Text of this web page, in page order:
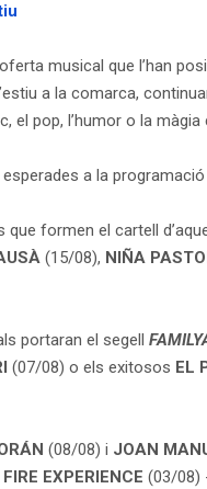
oferta musical que l’han
a la comarca,
pop, l’humor o la
a la
formen el cartell
(15/08), NIÑA
portaran el segell
(07/08) o els exitosos EL
(08/08) i JOAN
EXPERIENCE (03/08)